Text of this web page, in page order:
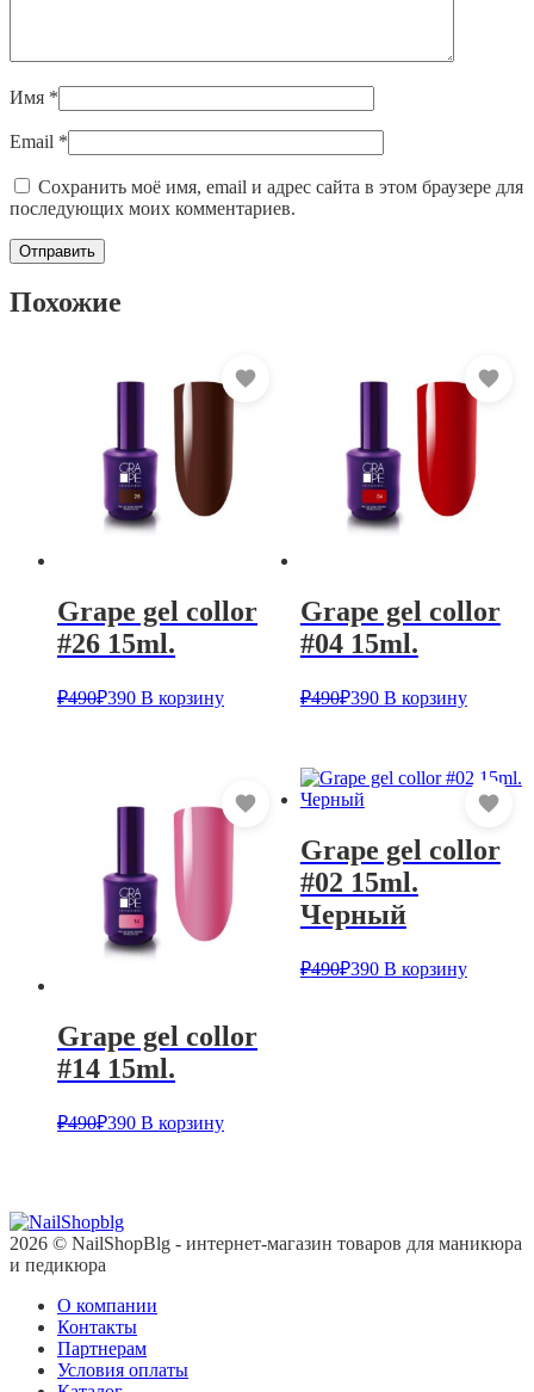
Имя *
Email *
Сохранить моё имя, email и адрес сайта в этом браузере для
последующих моих комментариев.
Похожие
Grape gel collor
#26 15ml.
₽490₽390 В корзину
Grape gel collor
#04 15ml.
₽490₽390 В корзину
Grape gel collor
#14 15ml.
₽490₽390 В корзину
Grape gel collor
#02 15ml.
Черный
₽490₽390 В корзину
2026 © NailShopBlg - интернет-магазин товаров для маникюра
и педикюра
О компании
Контакты
Партнерам
Условия оплаты